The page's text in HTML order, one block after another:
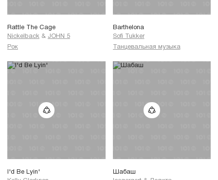
Rattle The Cage
Nickelback & JOHN 5
Рок
Barthelona
Sofi Tukker
Танцевальная музыка
I'd Be Lyin'
Шабаш